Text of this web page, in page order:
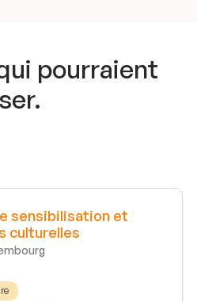
pourraient
sensibilisation et
culturelles